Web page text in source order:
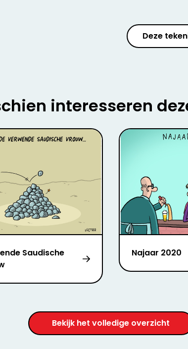
Deze
interesseren
Saudische
Najaar 2020
Bekijk het volledige overzicht